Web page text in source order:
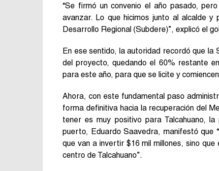
“Se firmó un convenio el año pasado,
avanzar. Lo que hicimos junto al alcalde
Desarrollo Regional (Subdere)”, explicó el
En ese sentido, la autoridad recordó que la
del proyecto, quedando el 60% restante
para este año, para que se licite y
Ahora, con este fundamental paso
forma definitiva hacia la recuperación del
tener es muy positivo para Talcahuano,
puerto, Eduardo Saavedra, manifestó que
que van a invertir $16 mil millones, sino
centro de Talcahuano”.